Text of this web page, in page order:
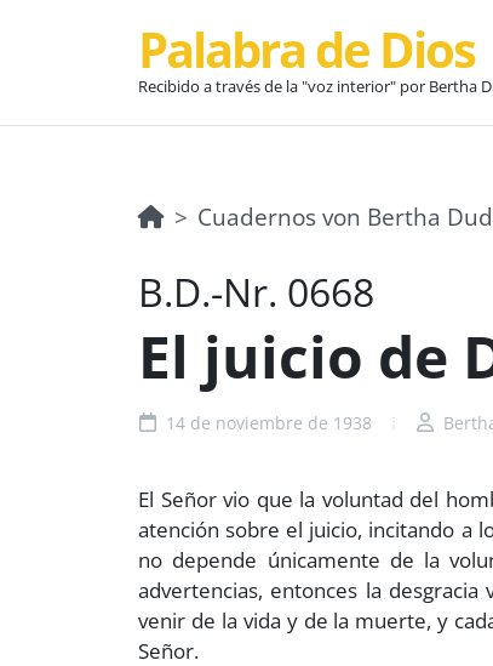
Palabra de Dios
Recibido a través de la "voz interior" por Bertha
Cuadernos von Bertha
B.D.-Nr. 0668
El juicio de
14 de noviembre de 1938
El Señor vio que la voluntad del
atención sobre el juicio, incitando a
no depende únicamente de la
advertencias, entonces la
venir de la vida y de la muerte, y
Señor.